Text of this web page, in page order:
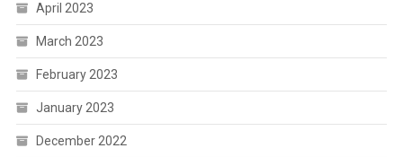
April 2023
March 2023
February 2023
January 2023
December 2022